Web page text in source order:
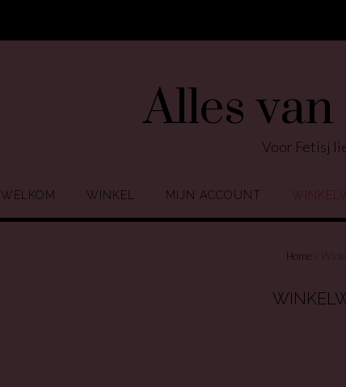
Alles
Voor Fetisj
WELKOM WINKEL MIJN ACCOUNT
Home /